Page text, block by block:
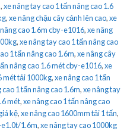
,xe nâng tay cao 1 tấn nâng cao 1.6
,xe nâng chậu cây cảnh lên cao,xe
cao 1.6m cby-e1016,xe nâng
,xe nâng tay cao 1 tấn nâng cao
1 tấn nâng cao 1.6m,xe nâng cây
nâng cao 1.6 mét cby-e1016,xe
mét tải 1000kg,xe nâng cao 1 tấn
cao 1 tấn nâng cao 1.6m,xe nâng tay
mét,xe nâng cao 1 tấn nâng cao
kệ,xe nâng cao 1600mm tải 1 tấn,
e1.0t/1.6m,xe nâng tay cao 1000kg